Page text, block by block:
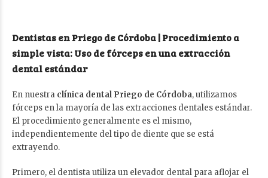
Dentistas en Priego de Córdoba | Procedimiento a
simple vista: Uso de fórceps en una extracción
dental estándar
En nuestra clínica dental Priego de Córdoba, utilizamos
fórceps en la mayoría de las extracciones dentales estándar.
El procedimiento generalmente es el mismo,
independientemente del tipo de diente que se está
extrayendo.
Primero, el dentista utiliza un elevador dental para aflojar el